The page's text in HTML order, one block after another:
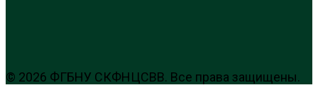
© 2026 ФГБНУ СКФНЦСВВ. Все права защищены.